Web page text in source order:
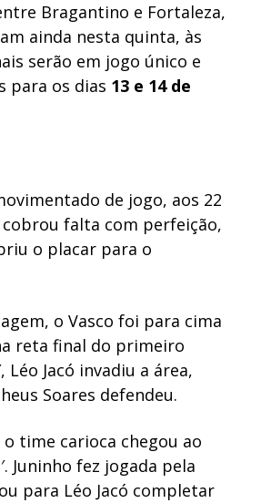
Bragantino e Fortaleza,
ainda nesta quinta, às
serão em jogo único e
para os dias 13 e 14 de
de jogo, aos 22
falta com perfeição,
o placar para o
o Vasco foi para cima
reta final do primeiro
Léo Jacó invadiu a área,
Soares defendeu.
time carioca chegou ao
Juninho fez jogada pela
para Léo Jacó completar